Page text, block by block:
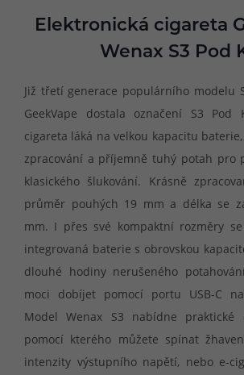
Elektronická cigareta
Wenax S3 Pod
Již třetí generace populárního modelu
GeekVape dostala označení S3 Pod
cigareta láká na velkou kapacitu
zpracování a příjemně tuhý potah pro
klasického šlukování. Krásně
průměr pouhých 19 mm a délka se
mm. I přes své kompaktní rozměry
integrovaná baterie s obrovskou
dlouhé hodiny nerušeného
moci dobíjet pomocí portu USB-C
Model Wenax S3 nabídne praktické
pomocí kterého můžete spínat
intenzity výstupního napětí, nebo e-